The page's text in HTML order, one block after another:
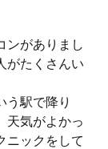
ンがありまし
がたくさんい
う駅で降り
天気がよかっ
ニックをして